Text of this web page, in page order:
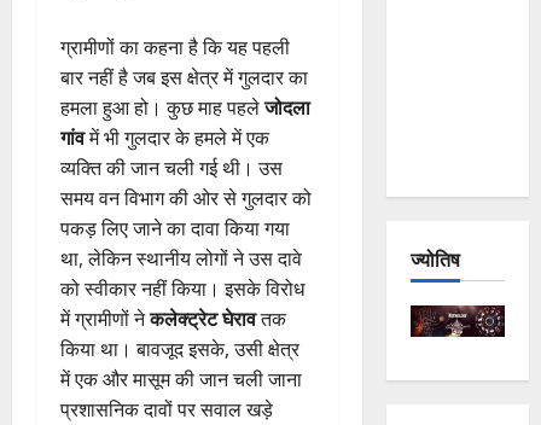
ग्रामीणों का कहना है कि यह पहली
बार नहीं है जब इस क्षेत्र में गुलदार का
हमला हुआ हो। कुछ माह पहलेजोदला
गांवमें भी गुलदार के हमले में एक
व्यक्ति की जान चली गई थी। उस
समय वन विभाग की ओर से गुलदार को
पकड़ लिए जाने का दावा किया गया
था, लेकिन स्थानीय लोगों ने उस दावे
को स्वीकार नहीं किया। इसके विरोध
में ग्रामीणों नेकलेक्ट्रेट घेरावतक
किया था। बावजूद इसके, उसी क्षेत्र
में एक और मासूम की जान चली जाना
प्रशासनिक दावों पर सवाल खड़े
ज्योतिष